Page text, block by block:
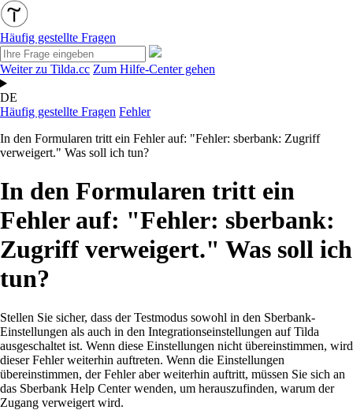
Häufig gestellte Fragen
Weiter zu Tilda.cc Zum Hilfe-Center gehen
DE
Häufig gestellte Fragen Fehler
In den Formularen tritt ein Fehler auf: "Fehler: sberbank: Zugriff
verweigert." Was soll ich tun?
In den Formularen tritt ein
Fehler auf: "Fehler: sberbank:
Zugriff verweigert." Was soll ich
tun?
Stellen Sie sicher, dass der Testmodus sowohl in den Sberbank-
Einstellungen als auch in den Integrationseinstellungen auf Tilda
ausgeschaltet ist. Wenn diese Einstellungen nicht übereinstimmen, wird
dieser Fehler weiterhin auftreten. Wenn die Einstellungen
übereinstimmen, der Fehler aber weiterhin auftritt, müssen Sie sich an
das Sberbank Help Center wenden, um herauszufinden, warum der
Zugang verweigert wird.